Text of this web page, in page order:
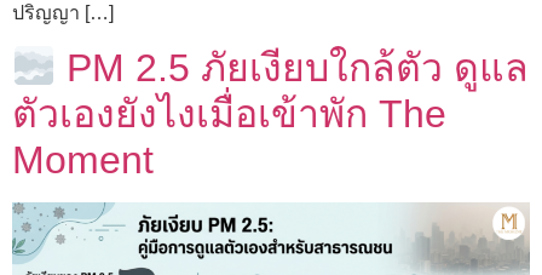
ปริญญา […]
PM 2.5 ภัยเงียบใกล้ตัว ดูแล
ตัวเองยังไงเมื่อเข้าพัก The
Moment